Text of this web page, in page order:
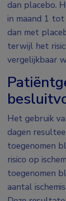
dan placebo.
in maand 1
dan met
terwijl het
vergelijkbaar
Het gebruik
dagen
toegenomen
risico op
toegenomen
aantal